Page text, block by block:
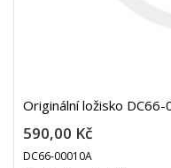
Originální ložisko
590,00 Kč
DC66-00010A